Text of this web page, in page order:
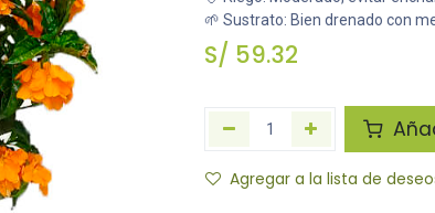
🌱 Sustrato: Bien drenado con
S/ 59.32
Agregar a la lista de